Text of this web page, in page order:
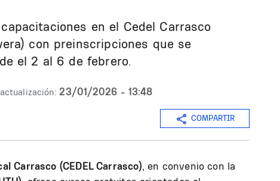
en el Cedel Carrasco
con preinscripciones que se
el 2 al 6 de febrero.
23/01/2026 - 13:48
COMPARTIR
Carrasco (CEDEL Carrasco), en convenio con la